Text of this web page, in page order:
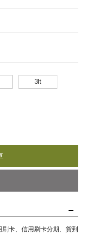
3lt
卡、信用刷卡分期、貨到